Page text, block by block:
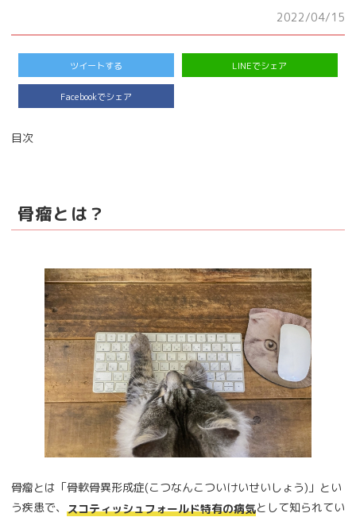
2022/04/15
ツイートする LINEでシェア
Facebookでシェア
目次
骨瘤とは？
骨瘤とは「骨軟骨異形成症(こつなんこついけいせいしょう)」とい
う疾患で、 スコティッシュフォールド特有の病気として知られてい